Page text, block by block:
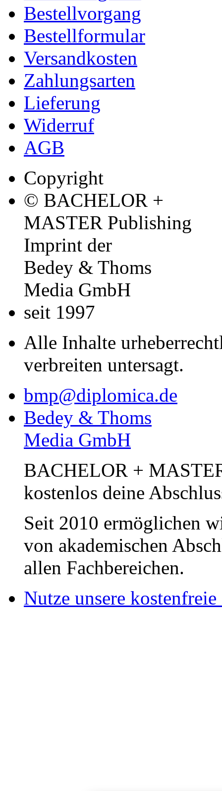
Bestellvorgang
Bestellformular
Versandkosten
Zahlungsarten
Lieferung
Widerruf
AGB
Copyright
© BACHELOR +
MASTER Publishing
Imprint der
Bedey & Thoms
Media GmbH
seit 1997
Alle Inhalte
verbreiten untersagt.
bmp@diplomica.de
Bedey & Thoms
Media GmbH
BACHELOR +
kostenlos deine
Seit 2010 ermöglichen
von akademischen
allen Fachbereichen.
Nutze unsere